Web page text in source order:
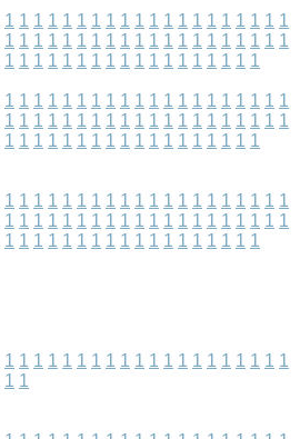
1 1 1 1 1 1 1 1 1 1 1 1 1 1 1 1 1 1 1 1
1 1 1 1 1 1 1 1 1 1 1 1 1 1 1 1 1 1 1 1
1 1 1 1 1 1 1 1 1 1 1 1 1 1 1 1 1 1
1 1 1 1 1 1 1 1 1 1 1 1 1 1 1 1 1 1 1 1
1 1 1 1 1 1 1 1 1 1 1 1 1 1 1 1 1 1 1 1
1 1 1 1 1 1 1 1 1 1 1 1 1 1 1 1 1 1
1 1 1 1 1 1 1 1 1 1 1 1 1 1 1 1 1 1 1 1
1 1 1 1 1 1 1 1 1 1 1 1 1 1 1 1 1 1 1 1
1 1 1 1 1 1 1 1 1 1 1 1 1 1 1 1 1 1
1 1 1 1 1 1 1 1 1 1 1 1 1 1 1 1 1 1 1 1
1 1